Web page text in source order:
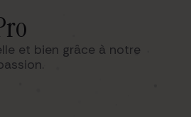
et bien grâce à notre